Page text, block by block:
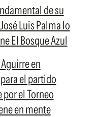
de su
Luis Palma lo
El Bosque Azul
en
el partido
el Torneo
en mente